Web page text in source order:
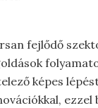
fejlődő
képes
ezzel